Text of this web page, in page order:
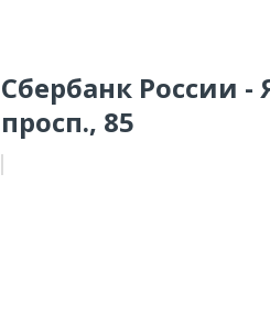
Сбербанк России
просп., 85